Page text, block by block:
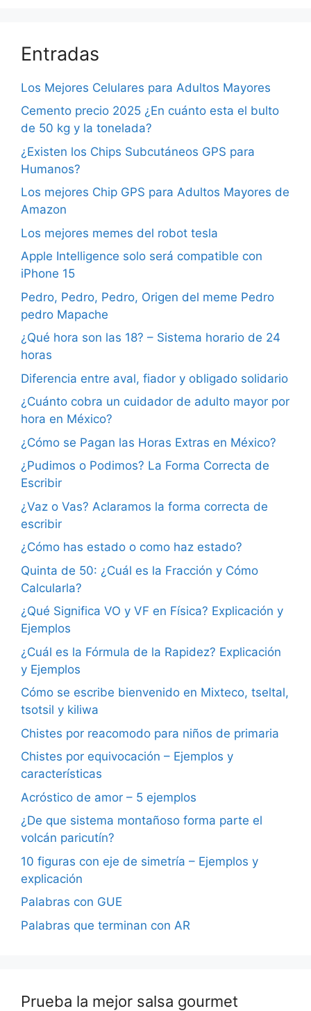
Entradas
Los Mejores Celulares para Adultos Mayores
Cemento precio 2025 ¿En cuánto esta el bulto
de 50 kg y la tonelada?
¿Existen los Chips Subcutáneos GPS para
Humanos?
Los mejores Chip GPS para Adultos Mayores de
Amazon
Los mejores memes del robot tesla
Apple Intelligence solo será compatible con
iPhone 15
Pedro, Pedro, Pedro, Origen del meme Pedro
pedro Mapache
¿Qué hora son las 18? – Sistema horario de 24
horas
Diferencia entre aval, fiador y obligado solidario
¿Cuánto cobra un cuidador de adulto mayor por
hora en México?
¿Cómo se Pagan las Horas Extras en México?
¿Pudimos o Podimos? La Forma Correcta de
Escribir
¿Vaz o Vas? Aclaramos la forma correcta de
escribir
¿Cómo has estado o como haz estado?
Quinta de 50: ¿Cuál es la Fracción y Cómo
Calcularla?
¿Qué Significa VO y VF en Física? Explicación y
Ejemplos
¿Cuál es la Fórmula de la Rapidez? Explicación
y Ejemplos
Cómo se escribe bienvenido en Mixteco, tseltal,
tsotsil y kiliwa
Chistes por reacomodo para niños de primaria
Chistes por equivocación – Ejemplos y
características
Acróstico de amor – 5 ejemplos
¿De que sistema montañoso forma parte el
volcán paricutín?
10 figuras con eje de simetría – Ejemplos y
explicación
Palabras con GUE
Palabras que terminan con AR
Prueba la mejor salsa gourmet